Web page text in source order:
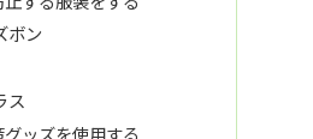
ボン
ス
ッズを使用する